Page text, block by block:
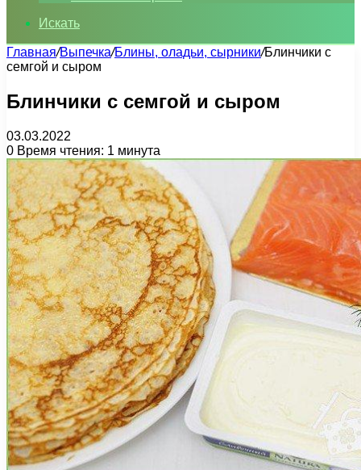
Искать
Главная/Выпечка/Блины, оладьи, сырники/Блинчики с
семгой и сыром
Блинчики с семгой и сыром
03.03.2022
0 Время чтения: 1 минута